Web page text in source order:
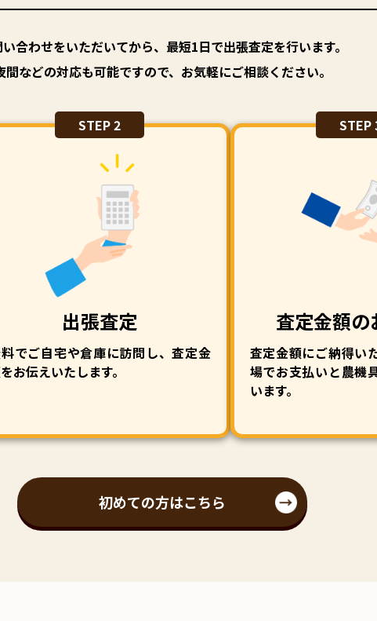
合わせをいただいてから、最短1日で出張査定を行います。
間などの対応も可能ですので、お気軽にご相談ください。
STEP 2
出張査定
でご自宅や倉庫に訪問し、査定金
お伝えいたします。
STEP
査定金額の
査定金額にご納得い
場でお支払いと農機
います。
初めての方はこちら